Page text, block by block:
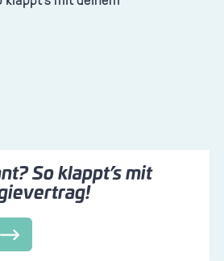
So klappt’s mit